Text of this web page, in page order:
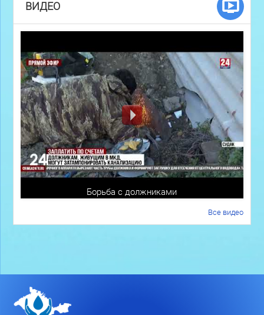
ВИДЕО
Борьба с должниками
Все видео